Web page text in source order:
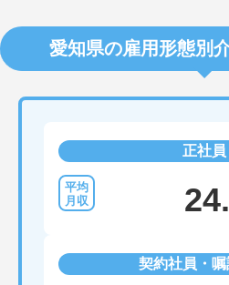
愛知県の雇用形態別
正社員
契約社員・嘱